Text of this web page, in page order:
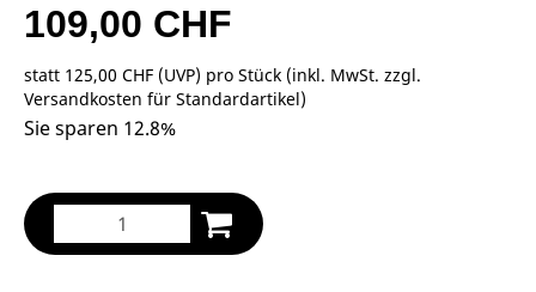
109,00 CHF
statt 125,00 CHF (UVP) pro Stück (inkl. MwSt. zzgl.
Versandkosten für Standardartikel)
Sie sparen 12.8%